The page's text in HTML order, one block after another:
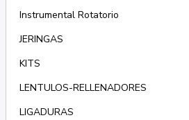
Instrumental Rotatorio
JERINGAS
KITS
LENTULOS-RELLENADORES
LIGADURAS